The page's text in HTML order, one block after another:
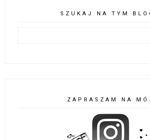
SZUKAJ NA TYM
ZAPRASZAM NA